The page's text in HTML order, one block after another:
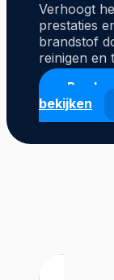
Verhoogt
prestaties
brandstof
reinigen en
bekijken